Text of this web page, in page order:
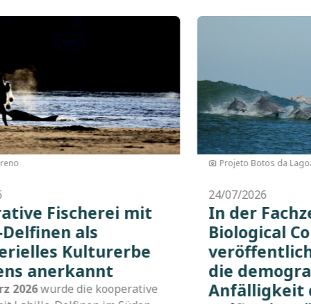
zeigt
Webserie „Estuário dos
Saberes“ beleuchtet
Zusammenspiel von
handwerklicher
Naturschutz und